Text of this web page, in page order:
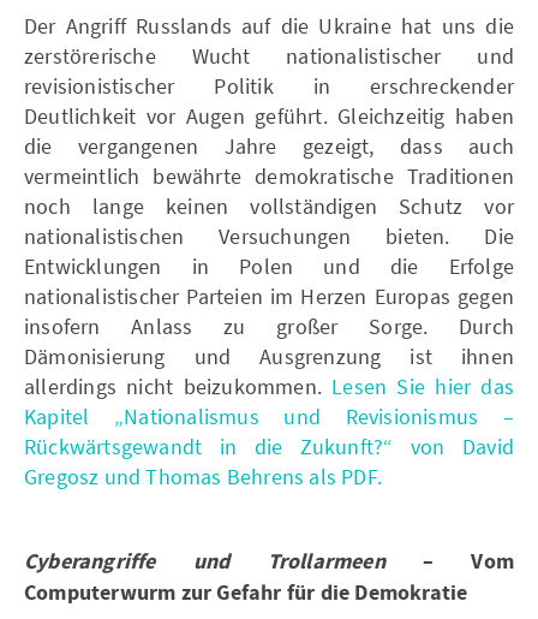
Der Angriff Russlands auf die Ukraine hat uns die
zerstörerische Wucht nationalistischer und
revisionistischer Politik in erschreckender
Deutlichkeit vor Augen geführt. Gleichzeitig haben
die vergangenen Jahre gezeigt, dass auch
vermeintlich bewährte demokratische Traditionen
noch lange keinen vollständigen Schutz vor
nationalistischen Versuchungen bieten. Die
Entwicklungen in Polen und die Erfolge
nationalistischer Parteien im Herzen Europas gegen
insofern Anlass zu großer Sorge. Durch
Dämonisierung und Ausgrenzung ist ihnen
allerdings nicht beizukommen.Lesen Sie hier das
Kapitel „Nationalismus und Revisionismus –
Rückwärtsgewandt in die Zukunft?“ von David
Gregosz und Thomas Behrens als PDF.
Cyberangriffe und Trollarmeen– Vom
Computerwurm zur Gefahr für die Demokratie